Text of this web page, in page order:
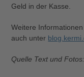
Geld in der Kasse.
Weitere
auch unter
Quelle Text und